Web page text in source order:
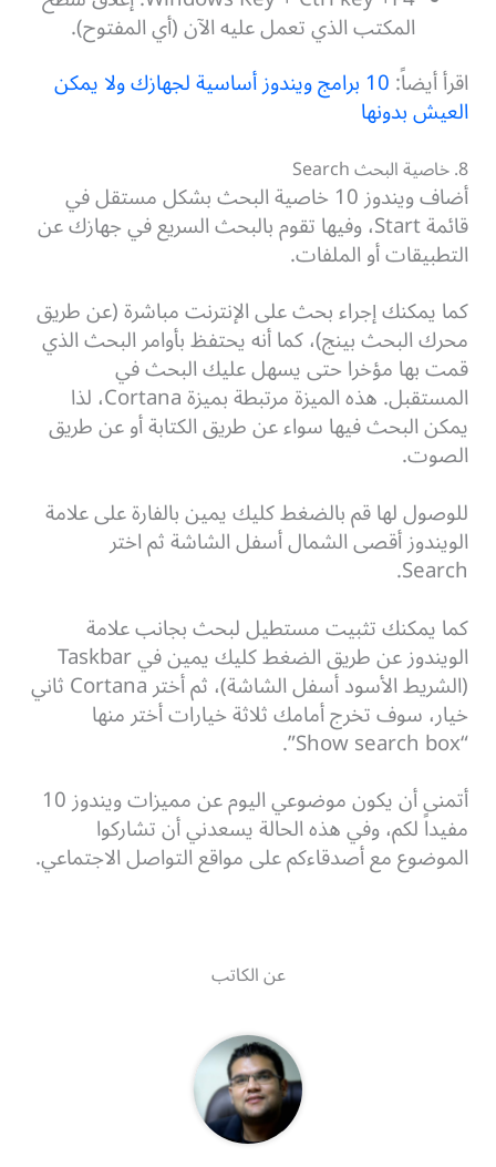
المكتب الذي تعمل عليه الآن (أي المفتوح).
اقرأ أيضاً:
10 برامج ويندوز أساسية لجهازك ولا يمكن
العيش بدونها
8. خاصية البحث Search
أضاف ويندوز 10 خاصية البحث بشكل مستقل في
قائمة Start، وفيها تقوم بالبحث السريع في جهازك عن
التطبيقات أو الملفات.
كما يمكنك إجراء بحث على الإنترنت مباشرة (عن طريق
محرك البحث بينج)، كما أنه يحتفظ بأوامر البحث الذي
قمت بها مؤخرا حتى يسهل عليك البحث في
المستقبل. هذه الميزة مرتبطة بميزة Cortana، لذا
يمكن البحث فيها سواء عن طريق الكتابة أو عن طريق
الصوت.
للوصول لها قم بالضغط كليك يمين بالفارة على علامة
الويندوز أقصى الشمال أسفل الشاشة ثم اختر
Search.
كما يمكنك تثبيت مستطيل لبحث بجانب علامة
الويندوز عن طريق الضغط كليك يمين في Taskbar
(الشريط الأسود أسفل الشاشة)، ثم أختر Cortana ثاني
خيار، سوف تخرج أمامك ثلاثة خيارات أختر منها
“Show search box”.
أتمنى أن يكون موضوعي اليوم عن مميزات ويندوز 10
مفيداً لكم، وفي هذه الحالة يسعدني أن تشاركوا
الموضوع مع أصدقاءكم على مواقع التواصل الاجتماعي.
عن الكاتب